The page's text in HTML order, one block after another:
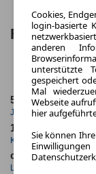
Fiat Qubo L
5.000,0 km
Jahrliche Fahrleistung
15 km
Kilometerstand
ca. 75 kW (102
Leistung
Cookies,
login-basierte
anderen
unterstützte
gespeichert
Mal
Webseite
hier
Sie können